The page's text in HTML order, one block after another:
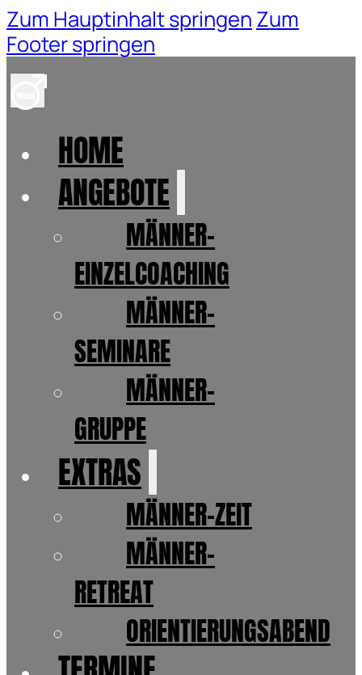
Zum Hauptinhalt springen Zum
Footer springen
HOME
ANGEBOTE
MÄNNER-
EINZELCOACHING
MÄNNER-
SEMINARE
MÄNNER-
GRUPPE
EXTRAS
MÄNNER-ZEIT
MÄNNER-
RETREAT
ORIENTIERUNGSABEND